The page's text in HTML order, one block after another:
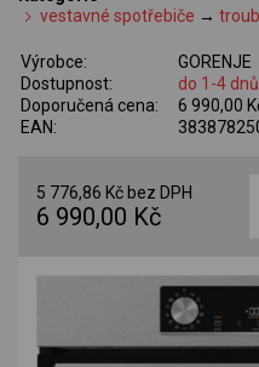
vestavné spotřebiče →
Výrobce:
GORENJE
Dostupnost:
do 1-4
Doporučená cena:
6 990,00
EAN:
5 776,86 Kč bez DPH
6 990,00 Kč